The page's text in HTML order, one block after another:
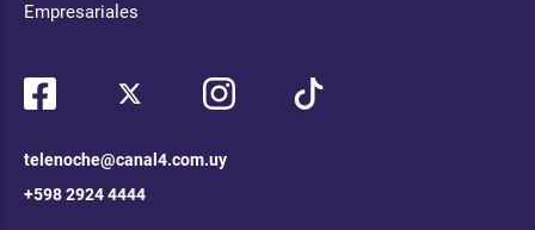
Empresariales
telenoche@canal4.com.uy
+598 2924 4444